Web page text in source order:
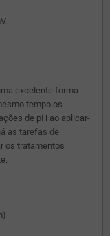
excelente forma
tempo os
de pH ao aplicar-
as tarefas de
os tratamentos